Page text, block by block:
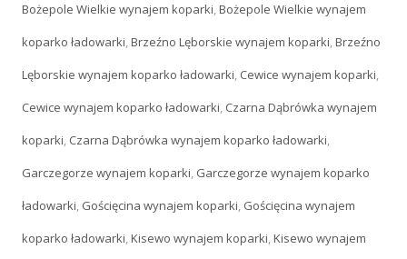
Bożepole Wielkie wynajem koparki,Bożepole Wielkie wynajem
koparko ładowarki,Brzeźno Lęborskie wynajem koparki,Brzeźno
Lęborskie wynajem koparko ładowarki, Cewice wynajem koparki,
Cewice wynajem koparko ładowarki, Czarna Dąbrówka wynajem
koparki, Czarna Dąbrówka wynajem koparko ładowarki,
Garczegorze wynajem koparki, Garczegorze wynajem koparko
ładowarki, Gościęcina wynajem koparki, Gościęcina wynajem
koparko ładowarki,Kisewo wynajem koparki,Kisewo wynajem